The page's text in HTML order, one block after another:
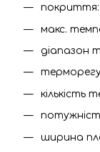
макс.
діапазон
кількість
ширина